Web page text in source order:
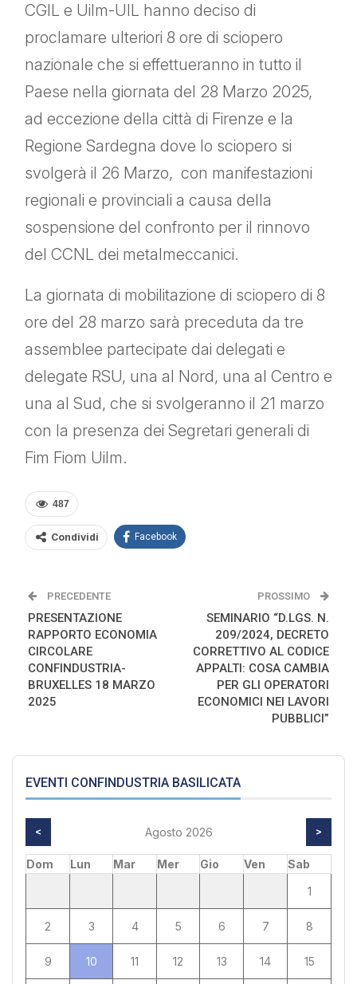
CGIL e Uilm-UIL hanno deciso di
proclamare ulteriori 8 ore di sciopero
nazionale che si effettueranno in tutto il
Paese nella giornata del 28 Marzo 2025,
ad eccezione della città di Firenze e la
Regione Sardegna dove lo sciopero si
svolgerà il 26 Marzo, con manifestazioni
regionali e provinciali a causa della
sospensione del confronto per il rinnovo
del CCNL dei metalmeccanici.
La giornata di mobilitazione di sciopero di 8
ore del 28 marzo sarà preceduta da tre
assemblee partecipate dai delegati e
delegate RSU, una al Nord, una al Centro e
una al Sud, che si svolgeranno il 21 marzo
con la presenza dei Segretari generali di
Fim Fiom Uilm.
487
Condividi Facebook
PRECEDENTE
PRESENTAZIONE
RAPPORTO ECONOMIA
CIRCOLARE
CONFINDUSTRIA-
BRUXELLES 18 MARZO
2025
PROSSIMO
SEMINARIO “D.LGS. N.
209/2024, DECRETO
CORRETTIVO AL CODICE
APPALTI: COSA CAMBIA
PER GLI OPERATORI
ECONOMICI NEI LAVORI
PUBBLICI”
EVENTI CONFINDUSTRIA BASILICATA
< Agosto 2026 >
Dom Lun Mar Mer Gio Ven
Sab
1
2 3 4 5 6 7 8
9 10 11 12 13 14 15